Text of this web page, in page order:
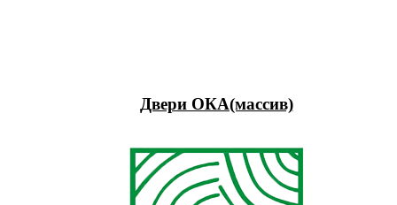
Двери ОКА(массив)